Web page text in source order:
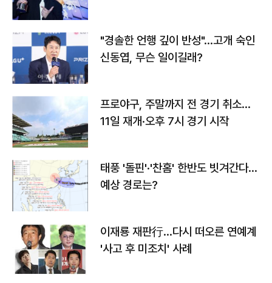
"경솔한 언행 깊이 반성"…고개 숙인
신동엽, 무슨 일이길래?
프로야구, 주말까지 전 경기 취소…
11일 재개·오후 7시 경기 시작
태풍 '돌핀'·'찬홈' 한반도 빗겨간다…
예상 경로는?
이재룡 재판行…다시 떠오른 연예계
'사고 후 미조치' 사례